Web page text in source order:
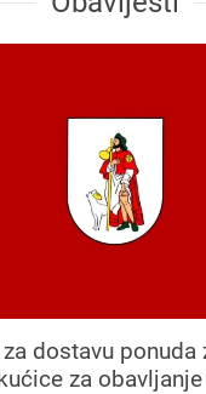
dostavu ponuda
za